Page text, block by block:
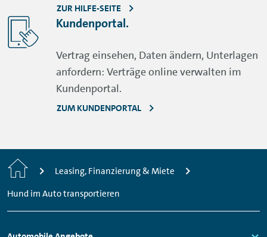
ZUR HILFE-SEITE
Kundenportal.
Vertrag einsehen, Daten ändern, Unterlagen
anfordern: Verträge online verwalten im
Kundenportal.
ZUM KUNDENPORTAL
StartseiteLeasing, Finanzierung & Miete
Hund im Auto transportieren